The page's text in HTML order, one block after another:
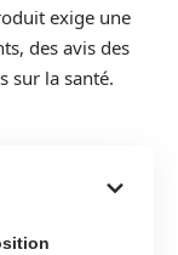
exige une
des avis des
sur la santé.